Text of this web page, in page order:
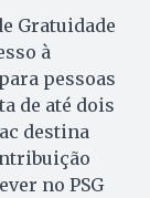
Gratuidade
à
pessoas
de até dois
destina
no PSG